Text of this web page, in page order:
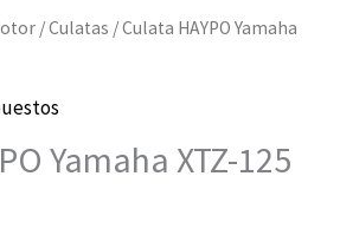
/Culatas / Culata HAYPO Yamaha
Yamaha XTZ-125